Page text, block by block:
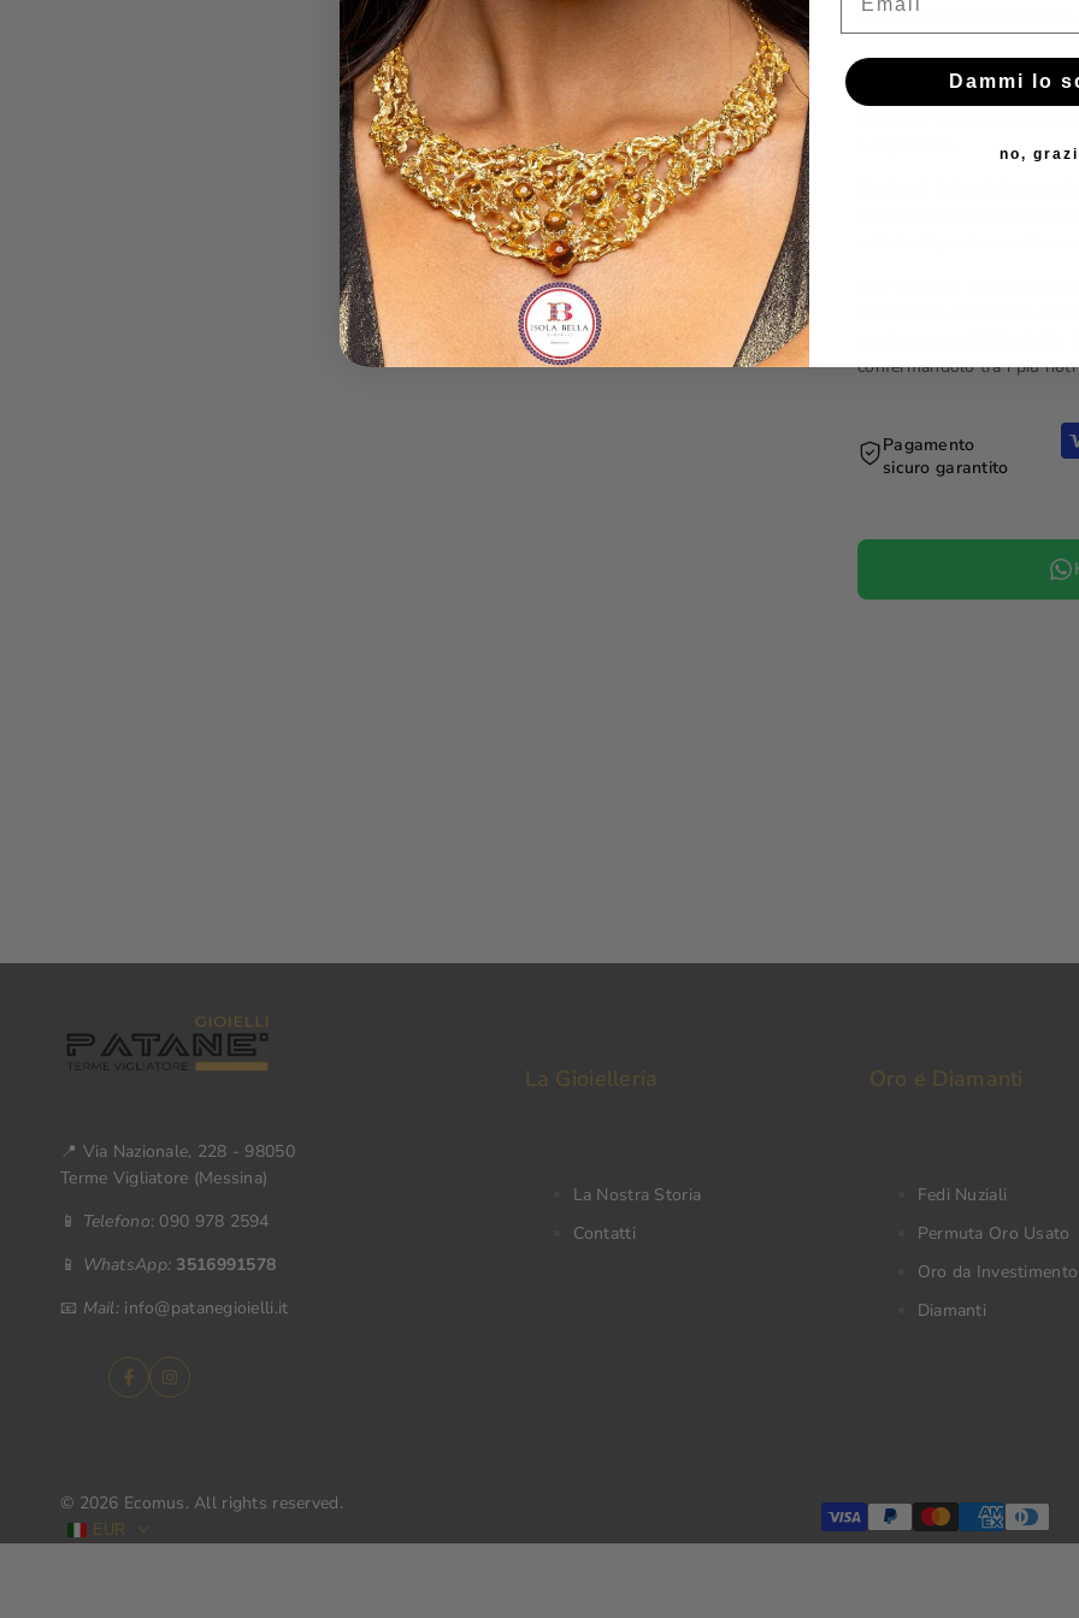
Gioielli Davite & Delucchi
Danno luminosità e
migliori amici delle donne,
dono che non perderà mai
nasce
essenziali. Da qui nasce
Le importanti campagne
testimonial del mondo del
confermandolo tra i più
Pagamento
sicuro garantito
📍 Via Nazionale, 228 - 98050
Terme Vigliatore (Messina)
📱 Telefono: 090 978 2594
📱 WhatsApp: 3516991578
📧 Mail: info@patanegioielli.it
FacebookInstagram
La Gioielleria
La Nostra Storia
Contatti
Oro e Diamanti
Fedi Nuziali
Permuta Oro Usato
Oro da Investimento
Diamanti
© 2026 Ecomus. All rights reserved.
EUR
Dammi lo
no,